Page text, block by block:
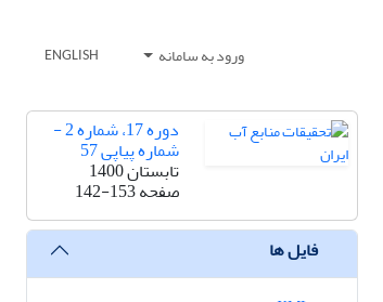
ورود به سامانه ENGLISH
دوره 17، شماره 2 -
شماره پیاپی 57
تابستان 1400
صفحه142-153
فایل ها